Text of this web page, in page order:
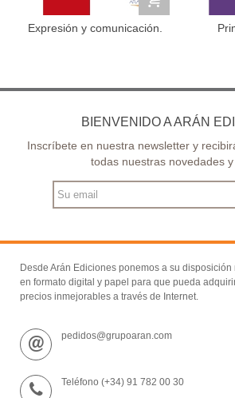
Expresión y comunicación.
BIENVENIDO A ARÁN
Inscríbete en nuestra newsletter y
todas nuestras novedades
Desde Arán Ediciones ponemos a su
en formato digital y papel para que pueda
precios inmejorables a través de Internet.
pedidos@grupoaran.com
Teléfono (+34) 91 782 00 30